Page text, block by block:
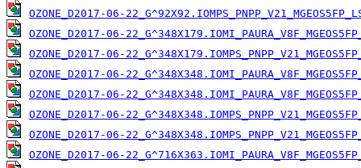
OZONE_D2017-06-
OZONE_D2017-06-
OZONE_D2017-06-
OZONE_D2017-06-
OZONE_D2017-06-
OZONE_D2017-06-
OZONE_D2017-06-
OZONE_D2017-06-